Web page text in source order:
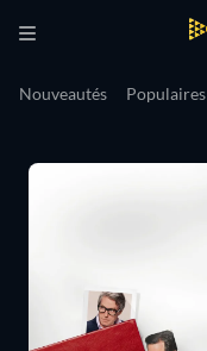
Nouveautés Populaires